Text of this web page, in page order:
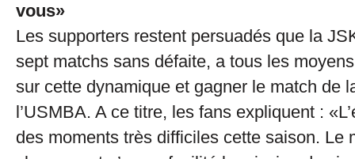
vous»
Les supporters restent persuadés que la
sept matchs sans défaite, a tous les
sur cette dynamique et gagner le match de
l’USMBA. A ce titre, les fans expliquent :
des moments très difficiles cette saison. Le